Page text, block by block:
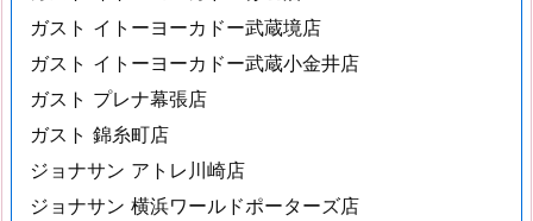
ガスト イトーヨーカドー武蔵境店
ガスト イトーヨーカドー武蔵小金井店
ガスト プレナ幕張店
ガスト 錦糸町店
ジョナサン アトレ川崎店
ジョナサン 横浜ワールドポーターズ店